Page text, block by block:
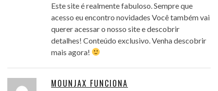
Este site é realmente fabuloso. Sempre que
acesso eu encontro novidades Você também vai
querer acessar o nosso site e descobrir
detalhes! Conteúdo exclusivo. Venha descobrir
mais agora!
MOUNJAX FUNCIONA